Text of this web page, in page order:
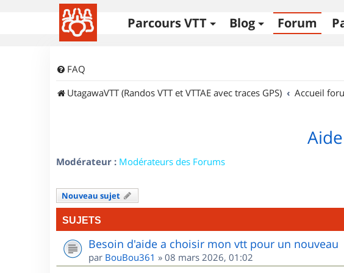
Parcours VTT Blog Forum
FAQ
UtagawaVTT (Randos VTT et VTTAE avec traces GPS)
Accueil
Modérateur : Modérateurs des Forums
Nouveau sujet
SUJETS
Besoin d'aide a choisir mon vtt pour un nouveau
par BouBou361 » 08 mars 2026, 01:02